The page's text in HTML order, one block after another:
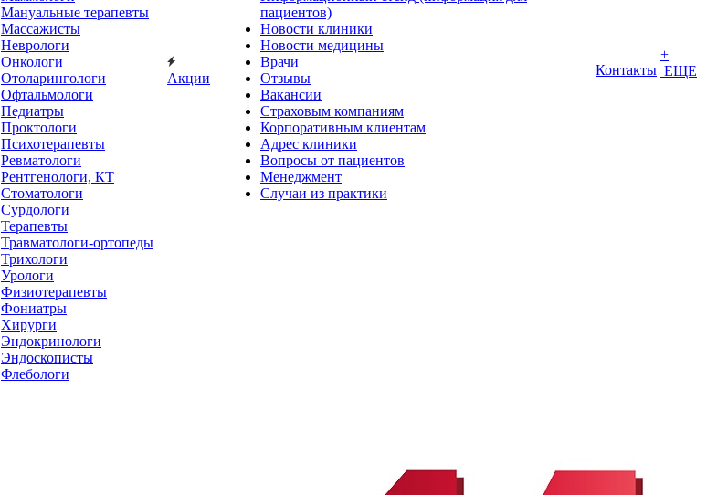
Мануальные терапевты
Массажисты
Неврологи
Онкологи
Отоларингологи
Офтальмологи
Педиатры
Проктологи
Психотерапевты
Ревматологи
Рентгенологи, КТ
Стоматологи
Сурдологи
Терапевты
Травматологи-ортопеды
Трихологи
Урологи
Физиотерапевты
Фониатры
Хирурги
Эндокринологи
Эндоскописты
Флебологи
Акции
пациентов)
Новости клиники
Новости медицины
Врачи
Отзывы
Вакансии
Страховым компаниям
Корпоративным клиентам
Адрес клиники
Вопросы от пациентов
Менеджмент
Случаи из практики
Контакты
+
ЕЩЕ